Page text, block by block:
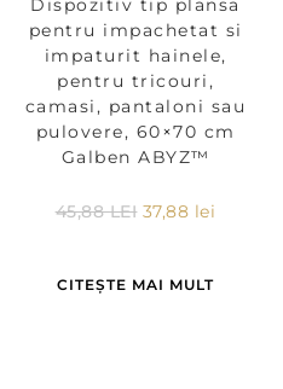
Dispozitiv tip plansa
pentru impachetat si
impaturit hainele,
pentru tricouri,
camasi, pantaloni sau
pulovere, 60×70 cm
Galben ABYZ™
45,88LEI 37,88 lei
CITEȘTE MAI MULT